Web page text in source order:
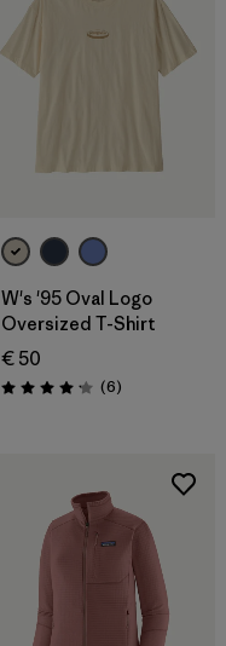
W's '95 Oval Logo
Oversized T-Shirt
€ 50
Valutazione: 4.2 / 5
(6Recensioni
)